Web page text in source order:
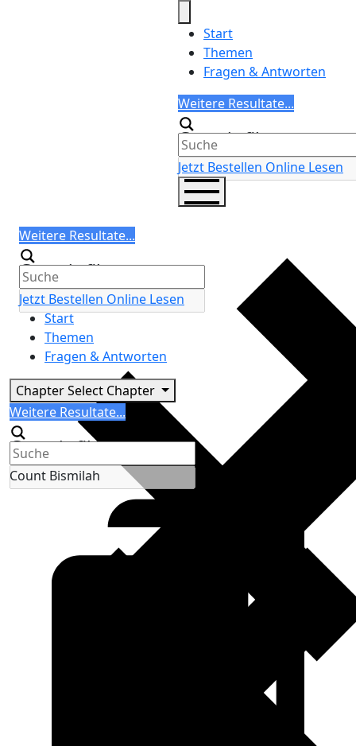
Start
Themen
Fragen & Antworten
Search
Weitere Resultate...
Generic filters
Jetzt Bestellen Online Lesen
Search
Weitere Resultate...
Generic filters
Jetzt Bestellen Online Lesen
Start
Themen
Fragen & Antworten
ChapterSelect Chapter
Search
Weitere Resultate...
Generic filters
Count Bismilah